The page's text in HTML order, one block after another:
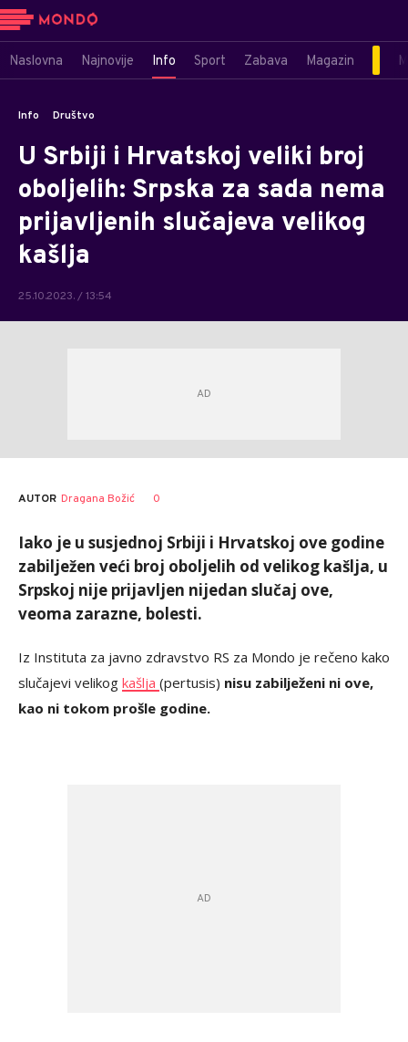
Naslovna Najnovije Info Sport Zabava Magazin
Info Društvo
U Srbiji i Hrvatskoj veliki broj
oboljelih: Srpska za sada nema
prijavljenih slučajeva velikog
kašlja
25.10.2023. / 13:54
AUTOR Dragana Božić 0
Iako je u susjednoj Srbiji i Hrvatskoj ove godine
zabilježen veći broj oboljelih od velikog kašlja, u
Srpskoj nije prijavljen nijedan slučaj ove,
veoma zarazne, bolesti.
Iz Instituta za javno zdravstvo RS za Mondo je rečeno kako
slučajevi velikog kašlja (pertusis) nisu zabilježeni ni ove,
kao ni tokom prošle godine.